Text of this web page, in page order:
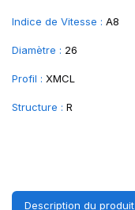
Indice de Vitesse : A8
Diamètre : 26
Profil : XMCL
Structure : R
Description du produit